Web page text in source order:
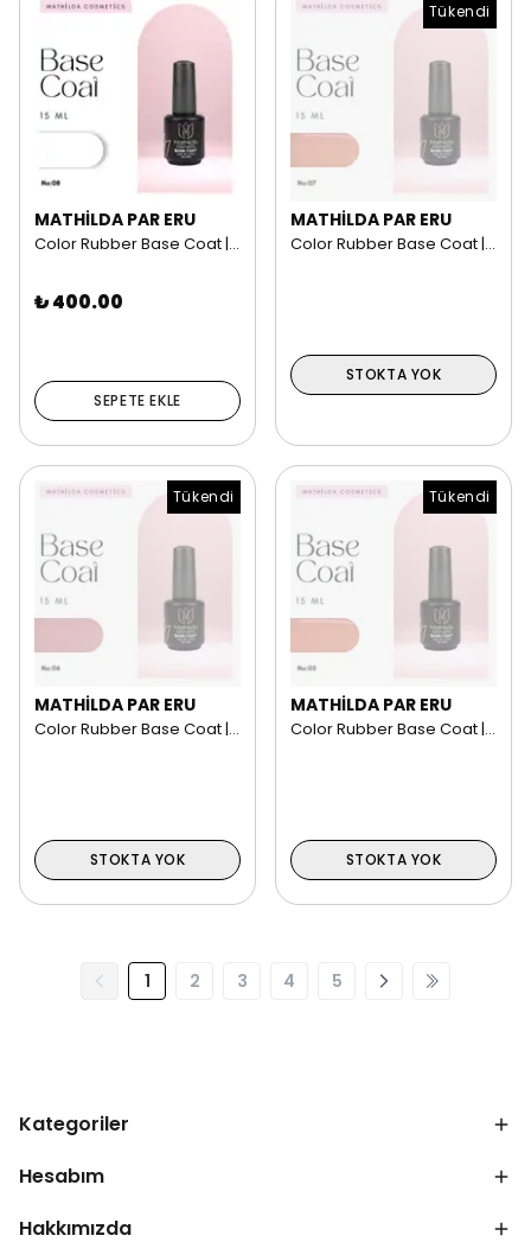
MATHİLDA PAR ERU
Color Rubber Base Coat | 15 ml NO: 08
₺ 400.00
SEPETE EKLE
Tükendi
MATHİLDA PAR ERU
Color Rubber Base Coat | 15 ml NO: 07
STOKTA YOK
Tükendi
MATHİLDA PAR ERU
Color Rubber Base Coat | 15 ml NO: 06
STOKTA YOK
Tükendi
MATHİLDA PAR ERU
Color Rubber Base Coat | 15 ml NO: 05
STOKTA YOK
1 2 3 4 5
Kategoriler
Hesabım
Hakkımızda